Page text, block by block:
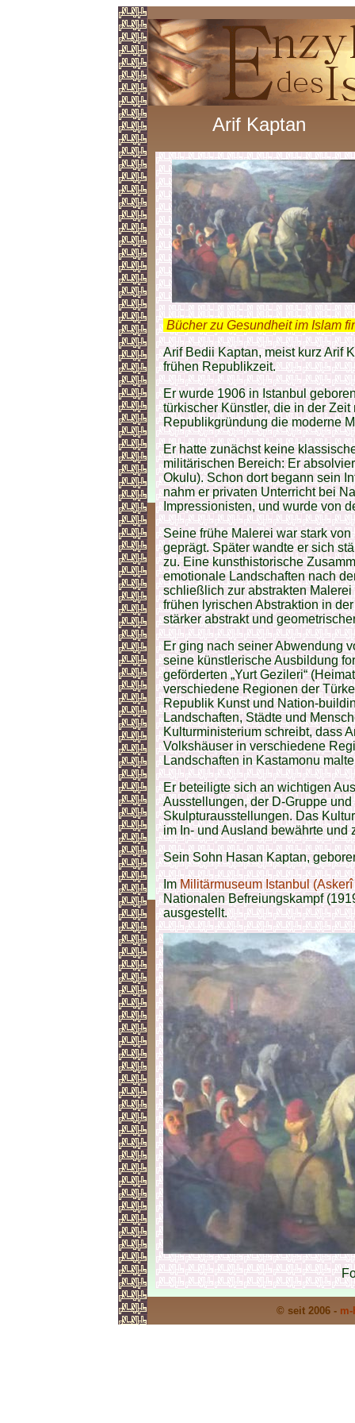
Arif Kaptan
Bücher zu Gesundheit im Islam
Arif Bedii Kaptan, meist kurz Arif
frühen Republikzeit.
Er wurde 1906 in Istanbul
türkischer Künstler, die in der
Republikgründung die moderne
Er hatte zunächst keine
militärischen Bereich: Er
Okulu). Schon dort begann sein
nahm er privaten Unterricht bei
Impressionisten, und wurde von
Seine frühe Malerei war stark
geprägt. Später wandte er sich
zu. Eine kunsthistorische
emotionale Landschaften nach
schließlich zur abstrakten
frühen lyrischen Abstraktion in
stärker abstrakt und
Er ging nach seiner Abwendung
seine künstlerische Ausbildung
geförderten „Yurt Gezileri“
verschiedene Regionen der
Republik Kunst und Nation-
Landschaften, Städte und
Kulturministerium schreibt, dass
Volkshäuser in verschiedene
Landschaften in Kastamonu
Er beteiligte sich an wichtigen
Ausstellungen, der D-Gruppe
Skulpturausstellungen. Das
im In- und Ausland bewährte und
Sein Sohn Hasan Kaptan,
ImMilitärmuseum Istanbul
Nationalen Befreiungskampf
ausgestellt.
© seit 2006 -